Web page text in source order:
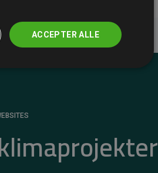
ACCEPTER ALLE